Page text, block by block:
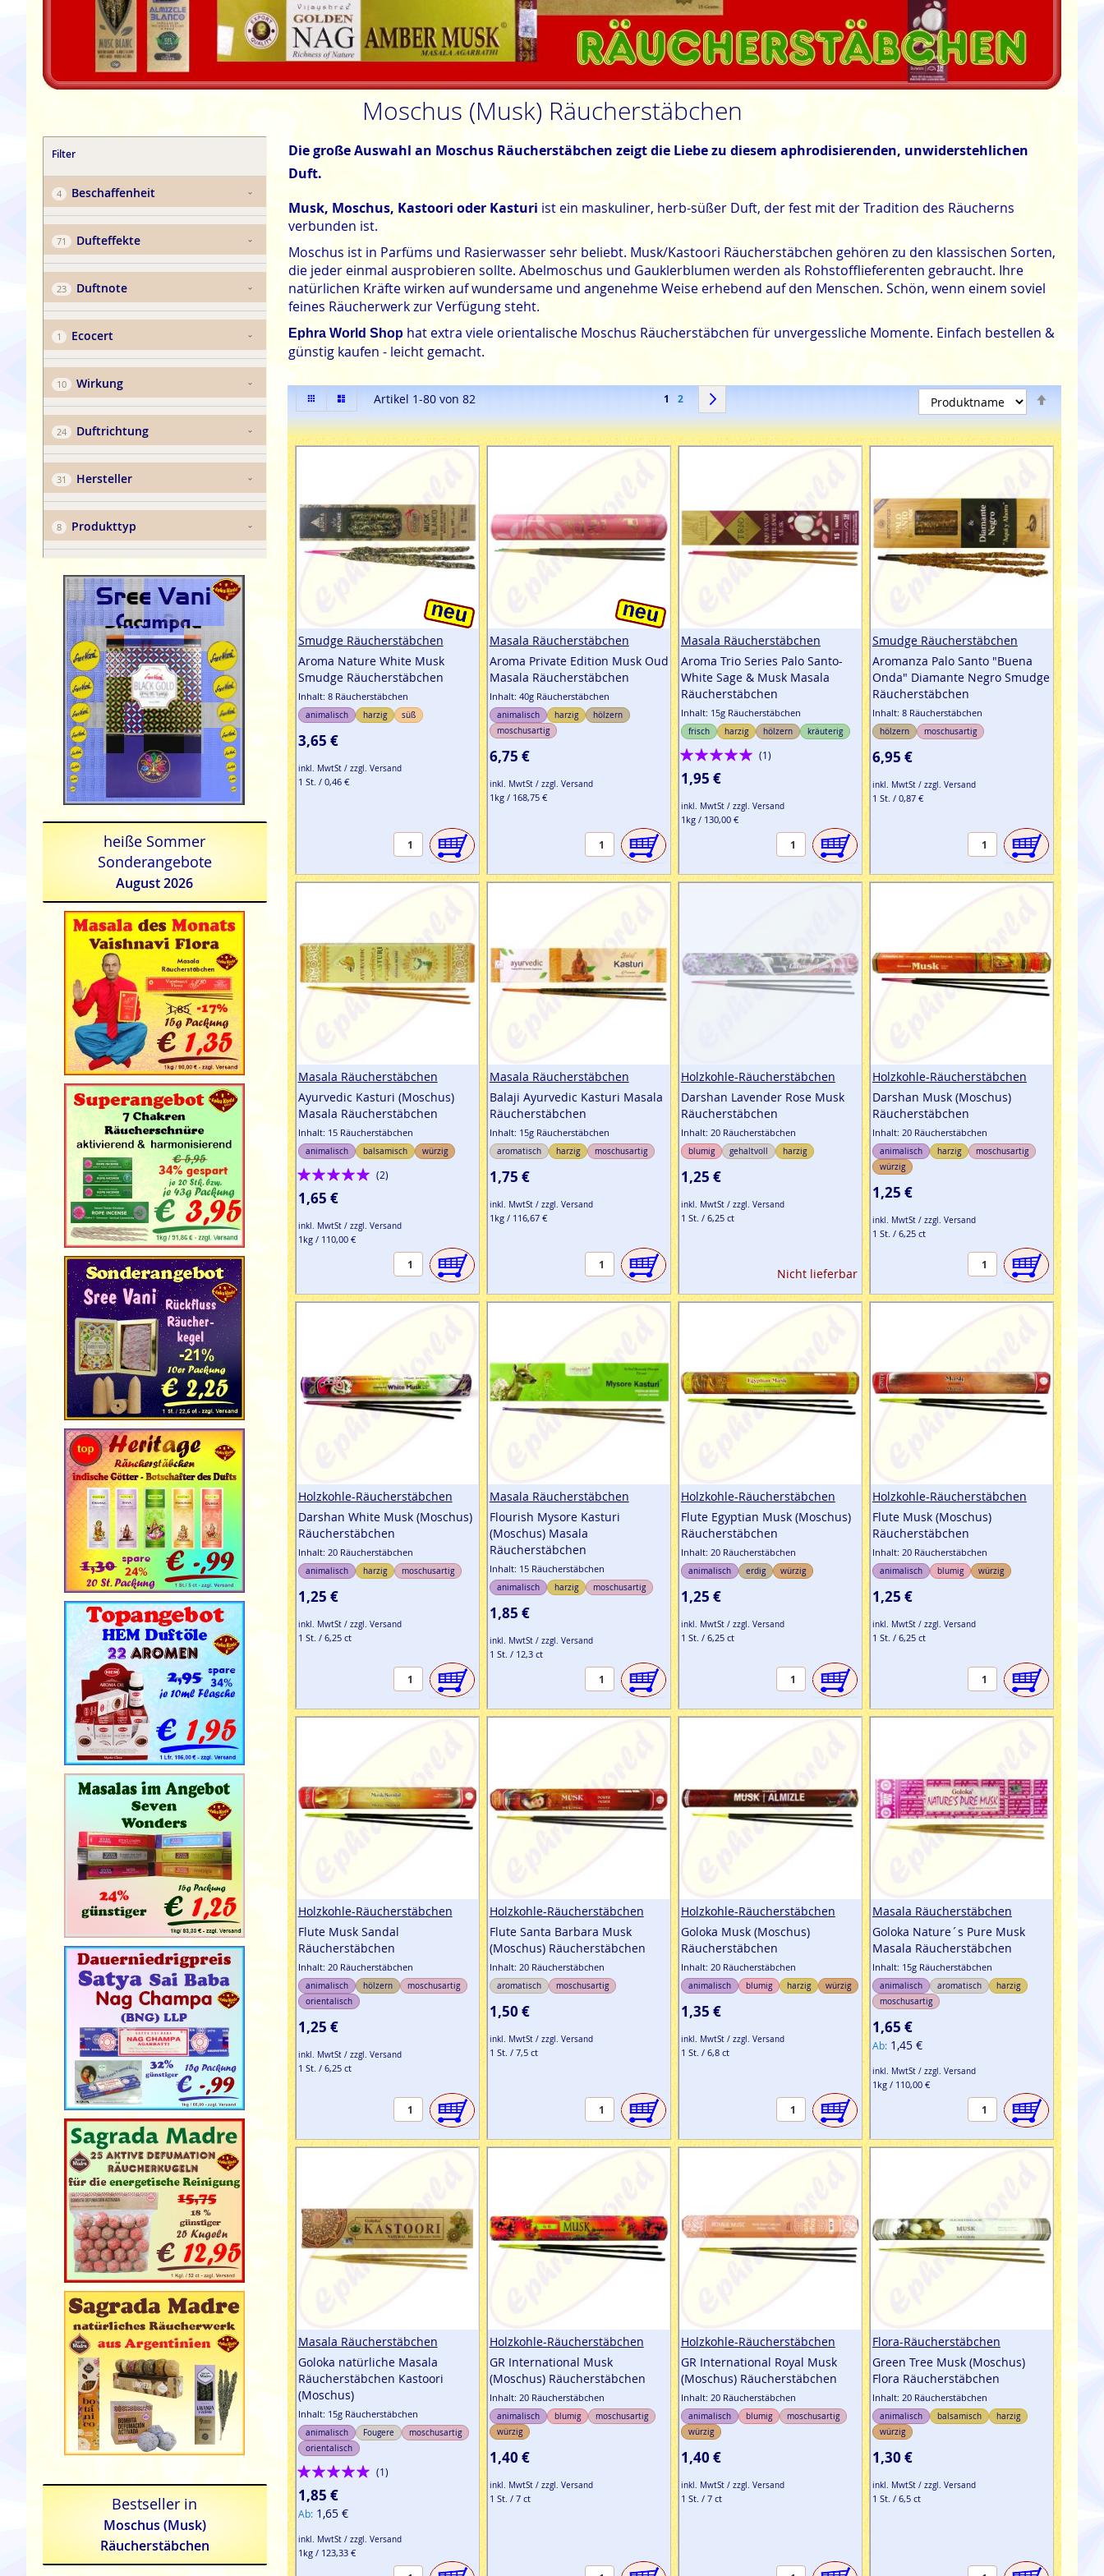
Moschus (Musk) Räucherstäbchen
Die große Auswahl an Moschus Räucherstäbchen zeigt die Liebe zu diesem aphrodisierenden, unwiderstehlichen
Duft.
Musk, Moschus, Kastoori oder Kasturi ist ein maskuliner, herb-süßer Duft, der fest mit der Tradition des Räucherns
verbunden ist.
Moschus ist in Parfüms und Rasierwasser sehr beliebt. Musk/Kastoori Räucherstäbchen gehören zu den klassischen Sorten,
die jeder einmal ausprobieren sollte. Abelmoschus und Gauklerblumen werden als Rohstofflieferenten gebraucht. Ihre
natürlichen Kräfte wirken auf wundersame und angenehme Weise erhebend auf den Menschen. Schön, wenn einem soviel
feines Räucherwerk zur Verfügung steht.
Ephra World Shophat extra viele orientalische Moschus Räucherstäbchen für unvergessliche Momente. Einfach bestellen &
günstig kaufen - leicht gemacht.
Anzeigen
als
Liste Artikel 1-80von 82 Seite
Sie lesen gerade die Seite
1 Seite
2
Smudge Räucherstäbchen
Aroma Nature White Musk
Smudge Räucherstäbchen
Inhalt: 8 Räucherstäbchen
animalisch harzig süß
3,65 €
inkl. MwtSt / zzgl. Versand
1 St. / 0,46 €
Masala Räucherstäbchen
Aroma Private Edition Musk Oud
Masala Räucherstäbchen
Inhalt: 40g Räucherstäbchen
animalisch harzig
hölzern
moschusartig
6,75 €
inkl. MwtSt / zzgl. Versand
1kg / 168,75 €
Masala Räucherstäbchen
Aroma Trio Series Palo Santo-
White Sage & Musk Masala
Räucherstäbchen
Inhalt: 15g Räucherstäbchen
frisch harzig hölzern kräuterig
Bewertung:
100%
(1)
1,95 €
inkl. MwtSt / zzgl. Versand
1kg / 130,00 €
Smudge Räucherstäbchen
Aromanza Palo Santo "Buena
Onda" Diamante Negro Smudge
Räucherstäbchen
Inhalt: 8 Räucherstäbchen
hölzern moschusartig
6,95 €
inkl. MwtSt / zzgl. Versand
1 St. / 0,87 €
Masala Räucherstäbchen
Ayurvedic Kasturi (Moschus)
Masala Räucherstäbchen
Inhalt: 15 Räucherstäbchen
animalisch balsamisch würzig
Bewertung:
100%
(2)
1,65 €
inkl. MwtSt / zzgl. Versand
1kg / 110,00 €
Masala Räucherstäbchen
Balaji Ayurvedic Kasturi Masala
Räucherstäbchen
Inhalt: 15g Räucherstäbchen
aromatisch harzig moschusartig
1,75 €
inkl. MwtSt / zzgl. Versand
1kg / 116,67 €
Holzkohle-Räucherstäbchen
Darshan Lavender Rose Musk
Räucherstäbchen
Inhalt: 20 Räucherstäbchen
blumig gehaltvoll harzig
1,25 €
inkl. MwtSt / zzgl. Versand
1 St. / 6,25 ct
Nicht lieferbar
Holzkohle-Räucherstäbchen
Darshan Musk (Moschus)
Räucherstäbchen
Inhalt: 20 Räucherstäbchen
animalisch harzig
moschusartig
würzig
1,25 €
inkl. MwtSt / zzgl. Versand
1 St. / 6,25 ct
Holzkohle-Räucherstäbchen
Darshan White Musk (Moschus)
Räucherstäbchen
Inhalt: 20 Räucherstäbchen
animalisch harzig moschusartig
1,25 €
inkl. MwtSt / zzgl. Versand
1 St. / 6,25 ct
Masala Räucherstäbchen
Flourish Mysore Kasturi
(Moschus) Masala
Räucherstäbchen
Inhalt: 15 Räucherstäbchen
animalisch harzig moschusartig
1,85 €
inkl. MwtSt / zzgl. Versand
1 St. / 12,3 ct
Holzkohle-Räucherstäbchen
Flute Egyptian Musk (Moschus)
Räucherstäbchen
Inhalt: 20 Räucherstäbchen
animalisch erdig würzig
1,25 €
inkl. MwtSt / zzgl. Versand
1 St. / 6,25 ct
Holzkohle-Räucherstäbchen
Flute Musk (Moschus)
Räucherstäbchen
Inhalt: 20 Räucherstäbchen
animalisch blumig würzig
1,25 €
inkl. MwtSt / zzgl. Versand
1 St. / 6,25 ct
Holzkohle-Räucherstäbchen
Flute Musk Sandal
Räucherstäbchen
Inhalt: 20 Räucherstäbchen
animalisch hölzern
moschusartig
orientalisch
1,25 €
inkl. MwtSt / zzgl. Versand
1 St. / 6,25 ct
Holzkohle-Räucherstäbchen
Flute Santa Barbara Musk
(Moschus) Räucherstäbchen
Inhalt: 20 Räucherstäbchen
aromatisch moschusartig
1,50 €
inkl. MwtSt / zzgl. Versand
1 St. / 7,5 ct
Holzkohle-Räucherstäbchen
Goloka Musk (Moschus)
Räucherstäbchen
Inhalt: 20 Räucherstäbchen
animalisch blumig harzig würzig
1,35 €
inkl. MwtSt / zzgl. Versand
1 St. / 6,8 ct
Masala Räucherstäbchen
Goloka Nature´s Pure Musk
Masala Räucherstäbchen
Inhalt: 15g Räucherstäbchen
animalisch aromatisch
harzig
moschusartig
1,65 €
Ab 1,45 €
inkl. MwtSt / zzgl. Versand
1kg / 110,00 €
Masala Räucherstäbchen
Goloka natürliche Masala
Räucherstäbchen Kastoori
(Moschus)
Inhalt: 15g Räucherstäbchen
animalisch Fougere
moschusartig
orientalisch
Bewertung:
100%
(1)
1,85 €
Ab 1,65 €
inkl. MwtSt / zzgl. Versand
1kg / 123,33 €
Holzkohle-Räucherstäbchen
GR International Musk
(Moschus) Räucherstäbchen
Inhalt: 20 Räucherstäbchen
animalisch blumig
moschusartig
würzig
1,40 €
inkl. MwtSt / zzgl. Versand
1 St. / 7 ct
Holzkohle-Räucherstäbchen
GR International Royal Musk
(Moschus) Räucherstäbchen
Inhalt: 20 Räucherstäbchen
animalisch blumig
moschusartig
würzig
1,40 €
inkl. MwtSt / zzgl. Versand
1 St. / 7 ct
Flora-Räucherstäbchen
Green Tree Musk (Moschus)
Flora Räucherstäbchen
Inhalt: 20 Räucherstäbchen
animalisch balsamisch
harzig
würzig
1,30 €
inkl. MwtSt / zzgl. Versand
1 St. / 6,5 ct
Filter
Beschaffenheit
Dufteffekte
Duftnote
Ecocert
Wirkung
Duftrichtung
Hersteller
Produkttyp
heiße Sommer
Sonderangebote
August 2026
Bestseller in
Moschus (Musk)
Räucherstäbchen